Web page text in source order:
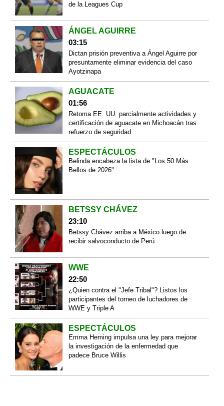
de la Leagues Cup
ÁNGEL AGUIRRE
03:15
Dictan prisión preventiva a Ángel Aguirre por
presuntamente eliminar evidencia del caso
Ayotzinapa
AGUACATE
01:56
Retoma EE. UU. parcialmente actividades y
certificación de aguacate en Michoacán tras
refuerzo de seguridad
ESPECTÁCULOS
Belinda encabeza la lista de "Los 50 Más
Bellos de 2026"
BETSSY CHÁVEZ
23:10
Betssy Chávez arriba a México luego de
recibir salvoconducto de Perú
WWE
22:50
¿Quien contra el "Jefe Tribal"? Listos los
participantes del torneo de luchadores de
WWE y Triple A
ESPECTÁCULOS
Emma Heming impulsa una ley para mejorar
la investigación de la enfermedad que
padece Bruce Willis